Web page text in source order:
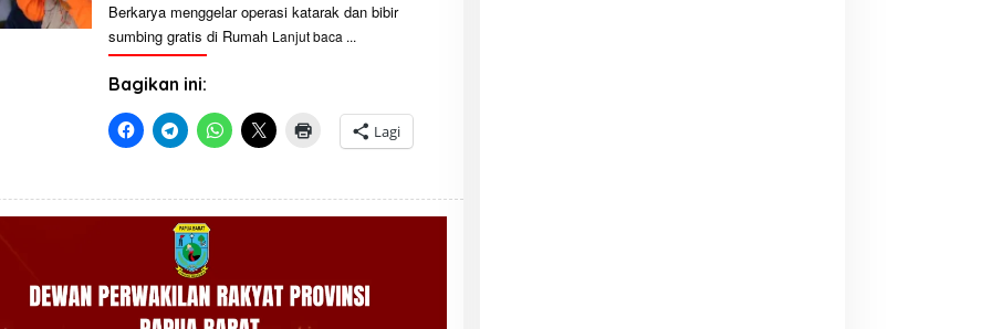
E
D
A
A
P
I
T
Berkarya menggelar operasi katarak dan bibir
sumbing gratis di Rumah Lanjut baca
Bagikan ini:
Lagi